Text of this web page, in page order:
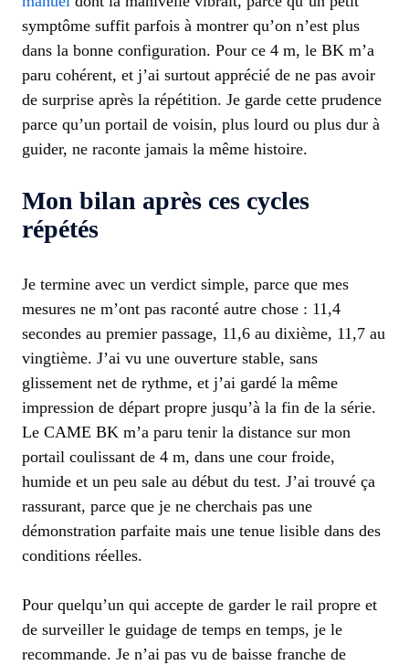
symptôme suffit parfois à montrer qu’on n’est plus
dans la bonne configuration. Pour ce 4 m, le BK m’a
paru cohérent, et j’ai surtout apprécié de ne pas avoir
de surprise après la répétition. Je garde cette prudence
parce qu’un portail de voisin, plus lourd ou plus dur à
guider, ne raconte jamais la même histoire.
Mon bilan après ces cycles
répétés
Je termine avec un verdict simple, parce que mes
mesures ne m’ont pas raconté autre chose : 11,4
secondes au premier passage, 11,6 au dixième, 11,7 au
vingtième. J’ai vu une ouverture stable, sans
glissement net de rythme, et j’ai gardé la même
impression de départ propre jusqu’à la fin de la série.
Le CAME BK m’a paru tenir la distance sur mon
portail coulissant de 4 m, dans une cour froide,
humide et un peu sale au début du test. J’ai trouvé ça
rassurant, parce que je ne cherchais pas une
démonstration parfaite mais une tenue lisible dans des
conditions réelles.
Pour quelqu’un qui accepte de garder le rail propre et
de surveiller le guidage de temps en temps, je le
recommande. Je n’ai pas vu de baisse franche de